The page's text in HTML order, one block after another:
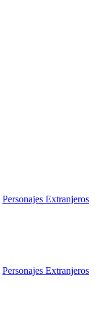
Personajes Extranjeros
Personajes Extranjeros